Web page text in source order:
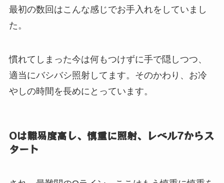
最初の数回はこんな感じでお手入れをしていまし
た。
慣れてしまった今は何もつけずに手で隠しつつ、
適当にバシバシ照射してます。そのかわり、お冷
やしの時間を長めにとっています。
Oは難易度高し、慎重に照射、レベル7からス
タート